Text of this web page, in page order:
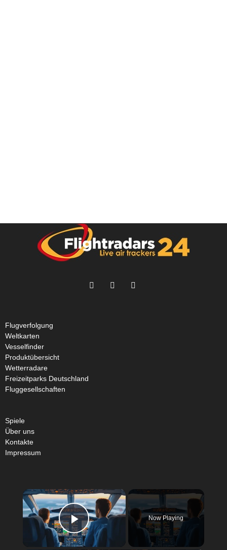
Flugverfolgung
Weltkarten
Vesselfinder
Produktübersicht
Wetterradare
Freizeitparks Deutschland
Fluggesellschaften
Spiele
Über uns
Kontakte
Impressum
×
Play Video
Now Playing